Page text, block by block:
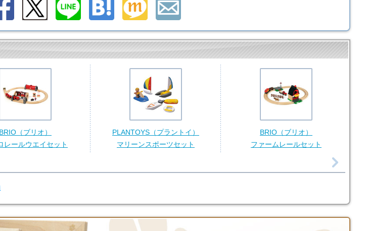
BRIO（ブリオ）
レールウエイセット
PLANTOYS（プラントイ）
マリーンスポーツセット
BRIO（ブリオ）
ファームレールセット